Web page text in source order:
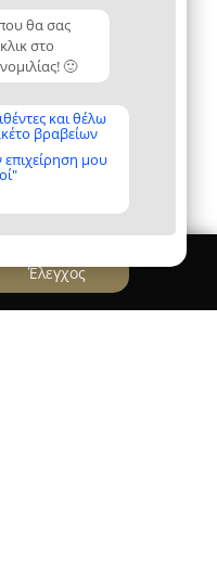
θα σας
στο
🙂
και θέλω
βραβείων
μου
Έλεγχος